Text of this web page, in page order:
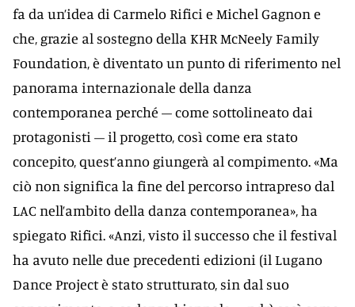
fa da un’idea di Carmelo Rifici e Michel Gagnon e
che, grazie al sostegno della KHR McNeely Family
Foundation, è diventato un punto di riferimento nel
panorama internazionale della danza
contemporanea perché – come sottolineato dai
protagonisti – il progetto, così come era stato
concepito, quest’anno giungerà al compimento. «Ma
ciò non significa la fine del percorso intrapreso dal
LAC nell’ambito della danza contemporanea», ha
spiegato Rifici. «Anzi, visto il successo che il festival
ha avuto nelle due precedenti edizioni (il Lugano
Dance Project è stato strutturato, sin dal suo